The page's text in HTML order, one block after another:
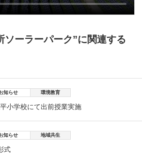
ソーラーパーク”に関連する
知らせ 環境教育
小学校にて出前授業実施
知らせ 地域共生
式